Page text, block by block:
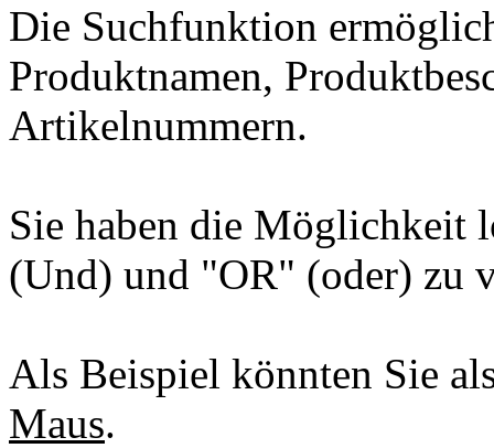
Die Suchfunktion
Produktnamen,
Artikelnummern.
Sie haben die Möglichkeit
(Und) und "OR" (oder) zu
Als Beispiel könnten Sie
Maus.